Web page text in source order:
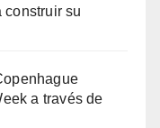
construir su
a través de